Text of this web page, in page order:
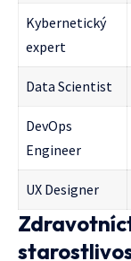
Kybernetický
expert
Data Scientist
DevOps
Engineer
UX Designer